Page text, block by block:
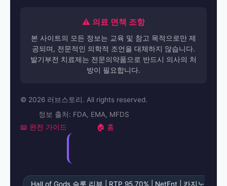
⚠️ 의료 면책 조항
본 사이트의 모든 정보는 교육 및 참고 목적으로만 제
공되며, 전문적인 의학적 조언을 대체하지 않습니다.
발기부전 치료제는 전문의약품으로 반드시 의사의 처
방이 필요합니다.
© 2026 러브스토리. All rights reserved.
정보 출처: FDA, EMA, MFDS
📖 완전 가이드 🏠 홈
Hall of Gods 슬롯 리뷰 | RTP 95.70% | NetEnt | 카지노